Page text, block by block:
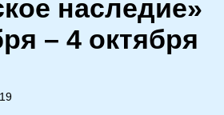
наследие»
– 4 октября